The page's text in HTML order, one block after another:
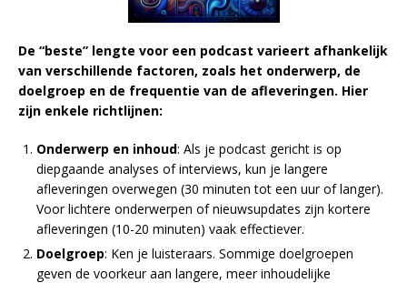
De “beste” lengte voor een podcast varieert afhankelijk
van verschillende factoren, zoals het onderwerp, de
doelgroep en de frequentie van de afleveringen. Hier
zijn enkele richtlijnen:
Onderwerp en inhoud: Als je podcast gericht is op
diepgaande analyses of interviews, kun je langere
afleveringen overwegen (30 minuten tot een uur of langer).
Voor lichtere onderwerpen of nieuwsupdates zijn kortere
afleveringen (10-20 minuten) vaak effectiever.
Doelgroep: Ken je luisteraars. Sommige doelgroepen
geven de voorkeur aan langere, meer inhoudelijke